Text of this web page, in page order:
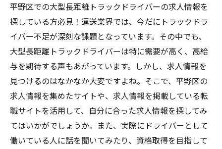
平野区での大型長距離トラックドライバーの求人情報を
探している方必見！運送業界では、今だにトラックドラ
イバー不足が深刻な課題となっています。その中でも、
大型長距離トラックドライバーは特に需要が高く、高給
与を期待する声もあがっています。しかし、求人情報を
見つけるのはなかなか大変ですよね。そこで、平野区の
求人情報を集めたサイトや、求人情報を掲載している転
職サイトを活用して、自分に合った求人情報を探してみ
てはいかがでしょうか。また、実際にドライバーとして
働いている人に話を聞いてみたり、資格取得を目指して